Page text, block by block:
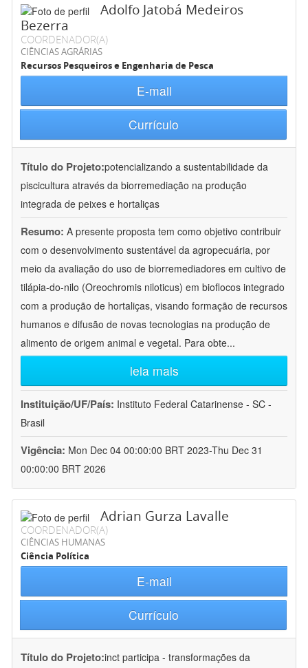
Adolfo Jatobá Medeiros
Bezerra
COORDENADOR(A)
CIÊNCIAS AGRÁRIAS
Recursos Pesqueiros e Engenharia de Pesca
E-mail
Currículo
Título do Projeto:potencializando a sustentabilidade da
piscicultura através da biorremediação na produção
integrada de peixes e hortaliças
Resumo: A presente proposta tem como objetivo contribuir
com o desenvolvimento sustentável da agropecuária, por
meio da avaliação do uso de biorremediadores em cultivo de
tilápia-do-nilo (Oreochromis niloticus) em bioflocos integrado
com a produção de hortaliças, visando formação de recursos
humanos e difusão de novas tecnologias na produção de
alimento de origem animal e vegetal. Para obte...
leia mais
Instituição/UF/País: Instituto Federal Catarinense - SC -
Brasil
Vigência: Mon Dec 04 00:00:00 BRT 2023-Thu Dec 31
00:00:00 BRT 2026
Adrian Gurza Lavalle
COORDENADOR(A)
CIÊNCIAS HUMANAS
Ciência Política
E-mail
Currículo
Título do Projeto:inct participa - transformações da